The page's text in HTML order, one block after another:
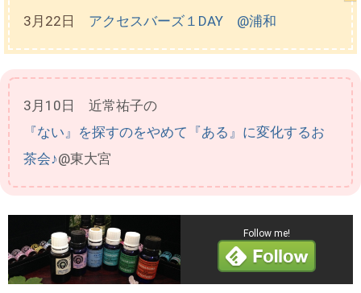
3月22日 アクセスバーズ１DAY @浦和
3月10日 近常祐子の
『ない』を探すのをやめて『ある』に変化するお
茶会♪@東大宮
Follow me!